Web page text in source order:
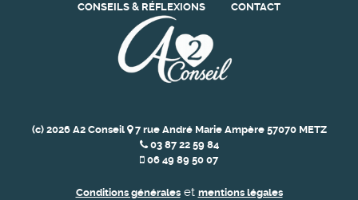
CONSEILS & RÉFLEXIONS
CONTACT
(c) 2026 A2 Conseil
7 rue André Marie Ampère 57070 METZ
03 87 22 59 84
06 49 89 50 07
Conditions générales et mentions légales